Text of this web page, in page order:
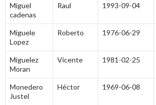
Miguel
cadenas
Raul 1993-09-04
Miguele
Lopez
Roberto 1976-06-29
Miguelez
Moran
Vicente 1981-02-25
Monedero
Justel
Héctor 1969-06-08